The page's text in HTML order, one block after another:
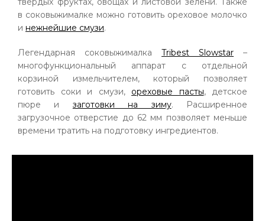
в соковыжималке можно готовить ореховое молочко
и нежнейшие смузи.
Легендарная соковыжималка Tribest Slowstar –
многофункциональный аппарат с отдельной
корзиной измельчителем, который позволяет
готовить соки и смузи, ореховые пасты, детское
пюре и заготовки на зиму. Расширенное
загрузочное отверстие до 62 мм позволяет меньше
времени тратить на подготовку ингредиентов.